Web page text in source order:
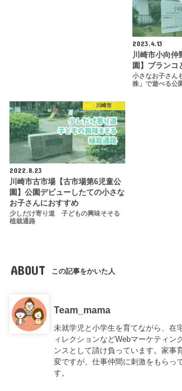
2023.4.13
川崎市小向仲
園】ブランコ
小さなお子さん
株」で遊べる公
川崎市
2022.8.23
川崎市古市場【古市場第6児童公
園】公園デビューしたての小さな
お子さんにおすすめ
少しだけ寄り道 子どもの興味そそる
植栽通路
ABOUT この記事をかいた人
Team_mama
未就学児と小学生を育てながら、在
ィレクションなどWebマーケティン
ンスとして請け負っています。家事
変ですが、仕事仲間に刺激をもらっ
す。